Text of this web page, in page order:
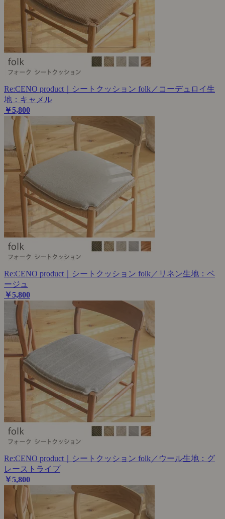
Re:CENO product｜シートクッション folk／コーデュロイ生
地：キャメル
￥5,800
Re:CENO product｜シートクッション folk／リネン生地：ベ
ージュ
￥5,800
Re:CENO product｜シートクッション folk／ウール生地：グ
レーストライプ
￥5,800